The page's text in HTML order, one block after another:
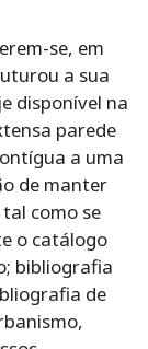
se, em
a sua
disponível na
parede
a uma
de manter
como se
o catálogo
bibliografia
de